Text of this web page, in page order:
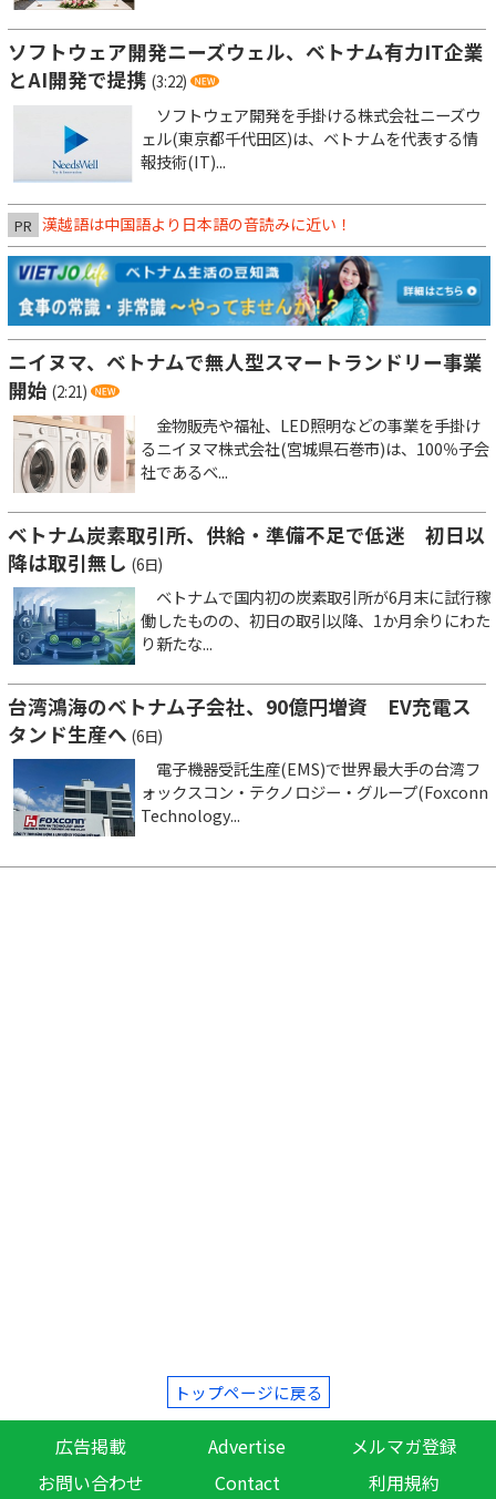
ソフトウェア開発ニーズウェル、ベトナム有力IT企業
とAI開発で提携 (3:22)
ソフトウェア開発を手掛ける株式会社ニーズウ
ェル(東京都千代田区)は、ベトナムを代表する情
報技術(IT)...
PR 漢越語は中国語より日本語の音読みに近い！
ニイヌマ、ベトナムで無人型スマートランドリー事業
開始 (2:21)
金物販売や福祉、LED照明などの事業を手掛け
るニイヌマ株式会社(宮城県石巻市)は、100％子会
社であるベ...
ベトナム炭素取引所、供給・準備不足で低迷 初日以
降は取引無し (6日)
ベトナムで国内初の炭素取引所が6月末に試行稼
働したものの、初日の取引以降、1か月余りにわた
り新たな...
台湾鴻海のベトナム子会社、90億円増資 EV充電ス
タンド生産へ (6日)
電子機器受託生産(EMS)で世界最大手の台湾フ
ォックスコン・テクノロジー・グループ(Foxconn
Technology...
トップページに戻る
広告掲載 Advertise
メルマガ登録
お問い合わせ
Contact 利用規約